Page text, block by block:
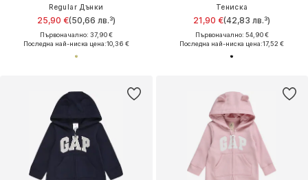
Regular Дънки
25,90 €(50,66 лв.³)
Първоначално: 37,90 €
Последна най-ниска цена:10,36 €
Тениска
21,90 €(42,83 лв.³)
Първоначално: 54,90 €
Последна най-ниска цена:17,52 €